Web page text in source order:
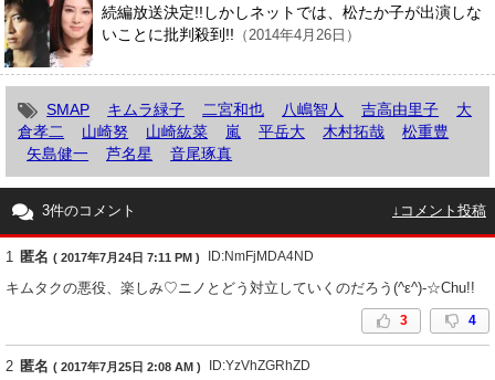
続編放送決定!!しかしネットでは、松たか子が出演しな
いことに批判殺到!! （2014年4月26日）
SMAP キムラ緑子 二宮和也 八嶋智人 吉高由里子
大
倉孝二
山崎努 山崎紘菜 嵐 平岳大 木村拓哉
松重豊
矢島健一
芦名星 音尾琢真
3件のコメント ↓コメント投稿
1 匿名 ( 2017年7月24日 7:11 PM ) ID:NmFjMDA4ND
キムタクの悪役、楽しみ♡ニノとどう対立していくのだろう(^ε^)-☆Chu!!
3 4
2 匿名 ( 2017年7月25日 2:08 AM ) ID:YzVhZGRhZD